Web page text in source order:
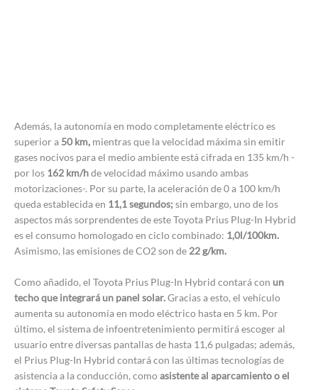
Además, la autonomía en modo completamente eléctrico es
superior a 50 km, mientras que la velocidad máxima sin emitir
gases nocivos para el medio ambiente está cifrada en 135 km/h -
por los 162 km/hde velocidad máximo usando ambas
motorizaciones-. Por su parte, la aceleración de 0 a 100 km/h
queda establecida en 11,1 segundos; sin embargo, uno de los
aspectos más sorprendentes de este Toyota Prius Plug-In Hybrid
es el consumo homologado en ciclo combinado: 1,0l/100km.
Asimismo, las emisiones de CO2 son de 22 g/km.
Como añadido, el Toyota Prius Plug-In Hybrid contará con un
techo que integrará un panel solar.Gracias a esto, el vehículo
aumenta su autonomía en modo eléctrico hasta en 5 km. Por
último, el sistema de infoentretenimiento permitirá escoger al
usuario entre diversas pantallas de hasta 11,6 pulgadas; además,
el Prius Plug-In Hybrid contará con las últimas tecnologías de
asistencia a la conducción, comoasistente al aparcamiento o el